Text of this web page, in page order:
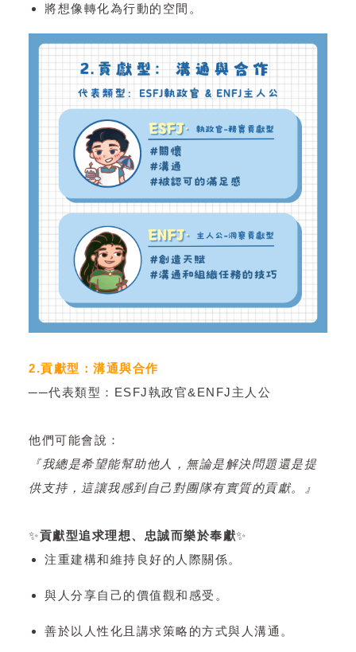
將想像轉化為行動的空間。
2.貢獻型：溝通與合作
──代表類型：ESFJ執政官&ENFJ主人公
他們可能會說：
『我總是希望能幫助他人，無論是解決問題還是提
供支持，這讓我感到自己對團隊有實質的貢獻。』
✨貢獻型追求理想、忠誠而樂於奉獻✨
注重建構和維持良好的人際關係。
與人分享自己的價值觀和感受。
善於以人性化且講求策略的方式與人溝通。